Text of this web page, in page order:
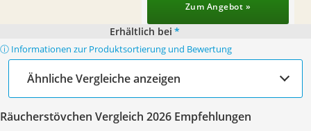
Zum Angebot »
Erhältlich bei *
ⓘ Informationen zur Produktsortierung und Bewertung
Ähnliche Vergleiche anzeigen
Räucherstövchen Vergleich 2026 Empfehlungen